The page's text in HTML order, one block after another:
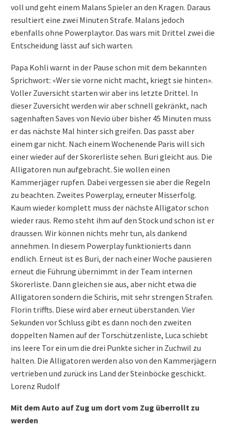
voll und geht einem Malans Spieler an den Kragen. Daraus
resultiert eine zwei Minuten Strafe. Malans jedoch
ebenfalls ohne Powerplaytor. Das wars mit Drittel zwei die
Entscheidung lässt auf sich warten.
Papa Kohli warnt in der Pause schon mit dem bekannten
Sprichwort: «Wer sie vorne nicht macht, kriegt sie hinten».
Voller Zuversicht starten wir aber ins letzte Drittel. In
dieser Zuversicht werden wir aber schnell gekränkt, nach
sagenhaften Saves von Nevio über bisher 45 Minuten muss
er das nächste Mal hinter sich greifen. Das passt aber
einem gar nicht. Nach einem Wochenende Paris will sich
einer wieder auf der Skorerliste sehen. Buri gleicht aus. Die
Alligatoren nun aufgebracht. Sie wollen einen
Kammerjäger rupfen. Dabei vergessen sie aber die Regeln
zu beachten. Zweites Powerplay, erneuter Misserfolg.
Kaum wieder komplett muss der nächste Alligator schon
wieder raus. Remo steht ihm auf den Stock und schon ist er
draussen. Wir können nichts mehr tun, als dankend
annehmen. In diesem Powerplay funktionierts dann
endlich. Erneut ist es Buri, der nach einer Woche pausieren
erneut die Führung übernimmt in der Team internen
Skorerliste. Dann gleichen sie aus, aber nicht etwa die
Alligatoren sondern die Schiris, mit sehr strengen Strafen.
Florin triffts. Diese wird aber erneut überstanden. Vier
Sekunden vor Schluss gibt es dann noch den zweiten
doppelten Namen auf der Torschützenliste, Luca schiebt
ins leere Tor ein um die drei Punkte sicher in Zuchwil zu
halten. Die Alligatoren werden also von den Kammerjägern
vertrieben und zurück ins Land der Steinböcke geschickt.
Lorenz Rudolf
Mit dem Auto auf Zug um dort vom Zug überrollt zu
werden